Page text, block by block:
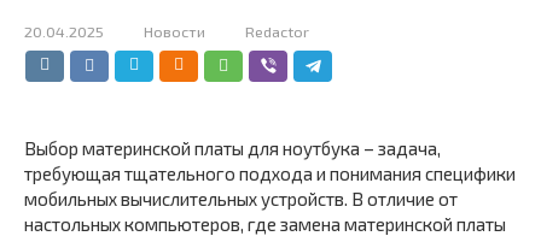
20.04.2025 Новости Redactor
Выбор материнской платы для ноутбука – задача,
требующая тщательного подхода и понимания специфики
мобильных вычислительных устройств. В отличие от
настольных компьютеров, где замена материнской платы